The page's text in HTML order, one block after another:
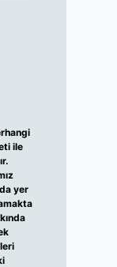
ile
yer